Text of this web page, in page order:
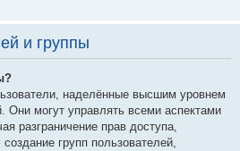
и группы
наделённые высшим уровнем
Они могут управлять всеми аспектами
разграничение прав доступа,
групп пользователей,